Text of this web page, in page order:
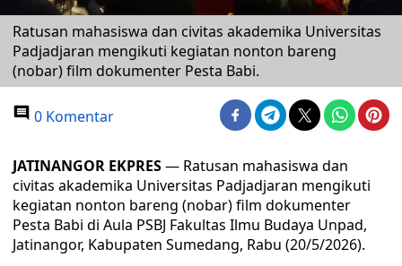
Ratusan mahasiswa dan civitas akademika Universitas
Padjadjaran mengikuti kegiatan nonton bareng
(nobar) film dokumenter Pesta Babi.
0 Komentar
JATINANGOR EKPRES— Ratusan mahasiswa dan
civitas akademika Universitas Padjadjaran mengikuti
kegiatan nonton bareng (nobar) film dokumenter
Pesta Babi di Aula PSBJ Fakultas Ilmu Budaya Unpad,
Jatinangor, Kabupaten Sumedang, Rabu (20/5/2026).